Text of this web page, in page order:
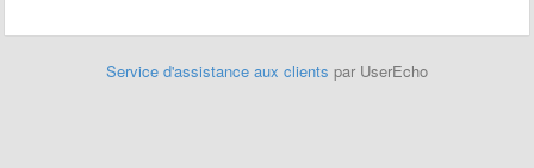
Service d'assistance aux clients par UserEcho